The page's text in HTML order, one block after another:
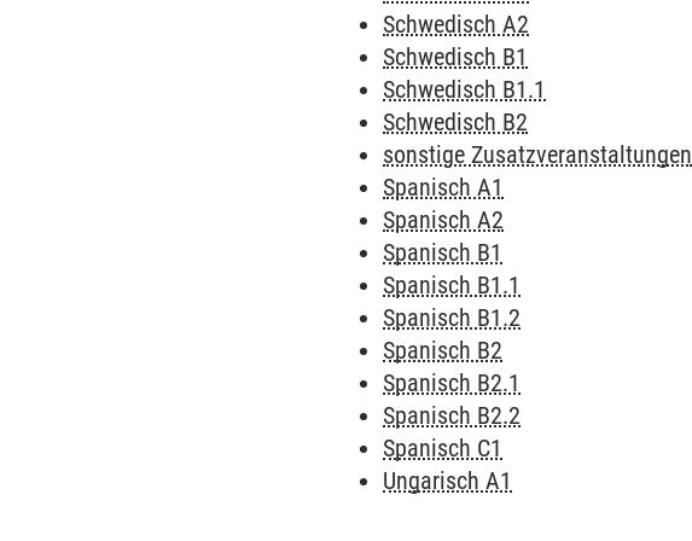
Schwedisch A2
Schwedisch B1
Schwedisch B1.1
Schwedisch B2
sonstige Zusatzveranstaltungen
Spanisch A1
Spanisch A2
Spanisch B1
Spanisch B1.1
Spanisch B1.2
Spanisch B2
Spanisch B2.1
Spanisch B2.2
Spanisch C1
Ungarisch A1